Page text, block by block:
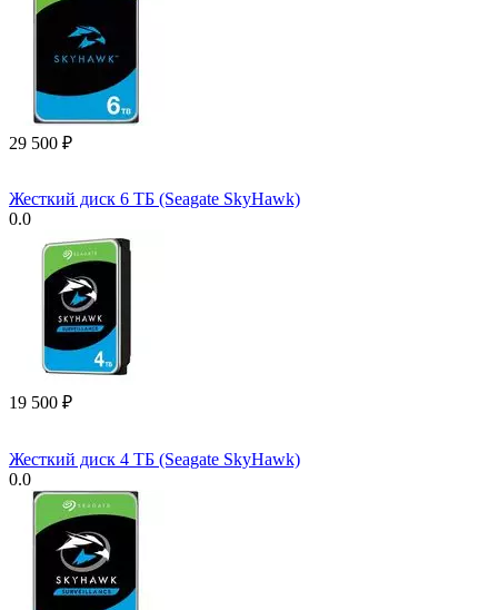
29 500 ₽
Жесткий диск 6 ТБ (Seagate SkyHawk)
0.0
19 500 ₽
Жесткий диск 4 ТБ (Seagate SkyHawk)
0.0